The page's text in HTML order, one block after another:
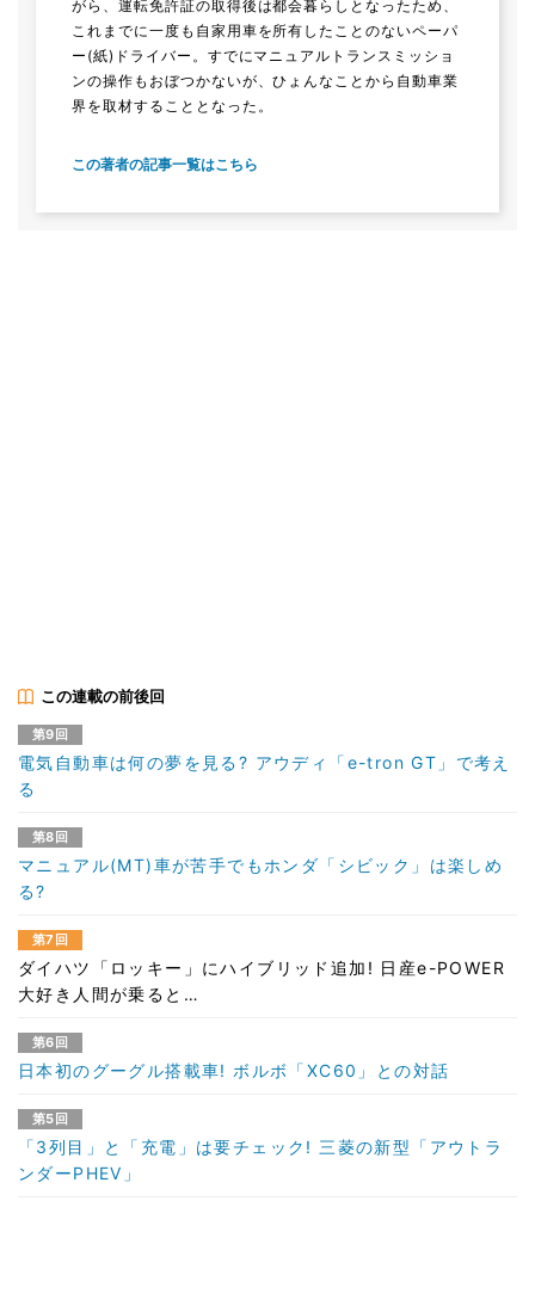
がら、運転免許証の取得後は都会暮らしとなったため、
これまでに一度も自家用車を所有したことのないペーパ
ー(紙)ドライバー。すでにマニュアルトランスミッショ
ンの操作もおぼつかないが、ひょんなことから自動車業
界を取材することとなった。
この著者の記事一覧はこちら
この連載の前後回
第9回
電気自動車は何の夢を見る? アウディ「e-tron GT」で考え
る
第8回
マニュアル(MT)車が苦手でもホンダ「シビック」は楽しめ
る?
第7回
ダイハツ「ロッキー」にハイブリッド追加! 日産e-POWER
大好き人間が乗ると…
第6回
日本初のグーグル搭載車! ボルボ「XC60」との対話
第5回
「3列目」と「充電」は要チェック! 三菱の新型「アウトラ
ンダーPHEV」